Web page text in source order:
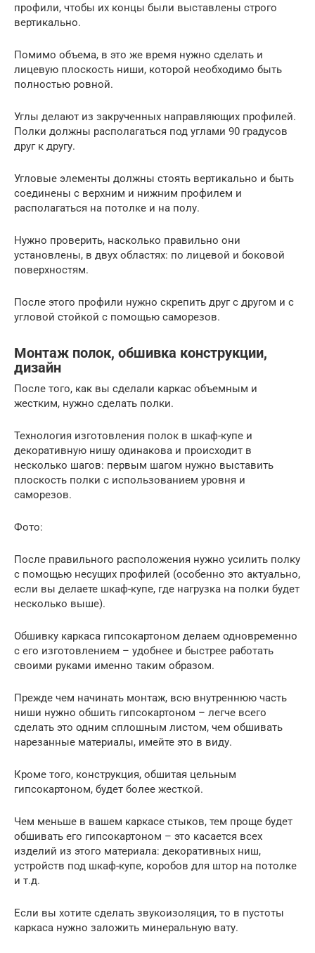
профили, чтобы их концы были выставлены строго
вертикально.
Помимо объема, в это же время нужно сделать и
лицевую плоскость ниши, которой необходимо быть
полностью ровной.
Углы делают из закрученных направляющих профилей.
Полки должны располагаться под углами 90 градусов
друг к другу.
Угловые элементы должны стоять вертикально и быть
соединены с верхним и нижним профилем и
располагаться на потолке и на полу.
Нужно проверить, насколько правильно они
установлены, в двух областях: по лицевой и боковой
поверхностям.
После этого профили нужно скрепить друг с другом и с
угловой стойкой с помощью саморезов.
Монтаж полок, обшивка конструкции,
дизайн
После того, как вы сделали каркас объемным и
жестким, нужно сделать полки.
Технология изготовления полок в шкаф-купе и
декоративную нишу одинакова и происходит в
несколько шагов: первым шагом нужно выставить
плоскость полки с использованием уровня и
саморезов.
Фото:
После правильного расположения нужно усилить полку
с помощью несущих профилей (особенно это актуально,
если вы делаете шкаф-купе, где нагрузка на полки будет
несколько выше).
Обшивку каркаса гипсокартоном делаем одновременно
с его изготовлением – удобнее и быстрее работать
своими руками именно таким образом.
Прежде чем начинать монтаж, всю внутреннюю часть
ниши нужно обшить гипсокартоном – легче всего
сделать это одним сплошным листом, чем обшивать
нарезанные материалы, имейте это в виду.
Кроме того, конструкция, обшитая цельным
гипсокартоном, будет более жесткой.
Чем меньше в вашем каркасе стыков, тем проще будет
обшивать его гипсокартоном – это касается всех
изделий из этого материала: декоративных ниш,
устройств под шкаф-купе, коробов для штор на потолке
и т.д.
Если вы хотите сделать звукоизоляция, то в пустоты
каркаса нужно заложить минеральную вату.